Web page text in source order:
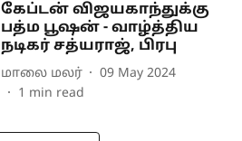
கேப்டன் விஜயகாந்துக்கு
பத்ம பூஷன் - வாழ்த்திய
நடிகர் சத்யராஜ், பிரபு
மாலை மலர்
09 May 2024
1 min read